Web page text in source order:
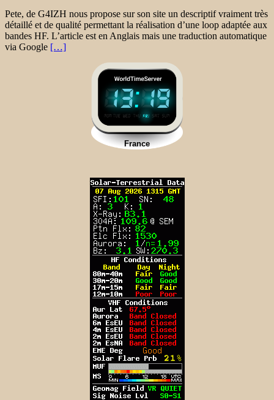
Pete, de G4IZH nous propose sur son site un descriptif vraiment très
détaillé et de qualité permettant la réalisation d’une loop adaptée aux
bandes HF. L’article est en Anglais mais une traduction automatique
via Google […]